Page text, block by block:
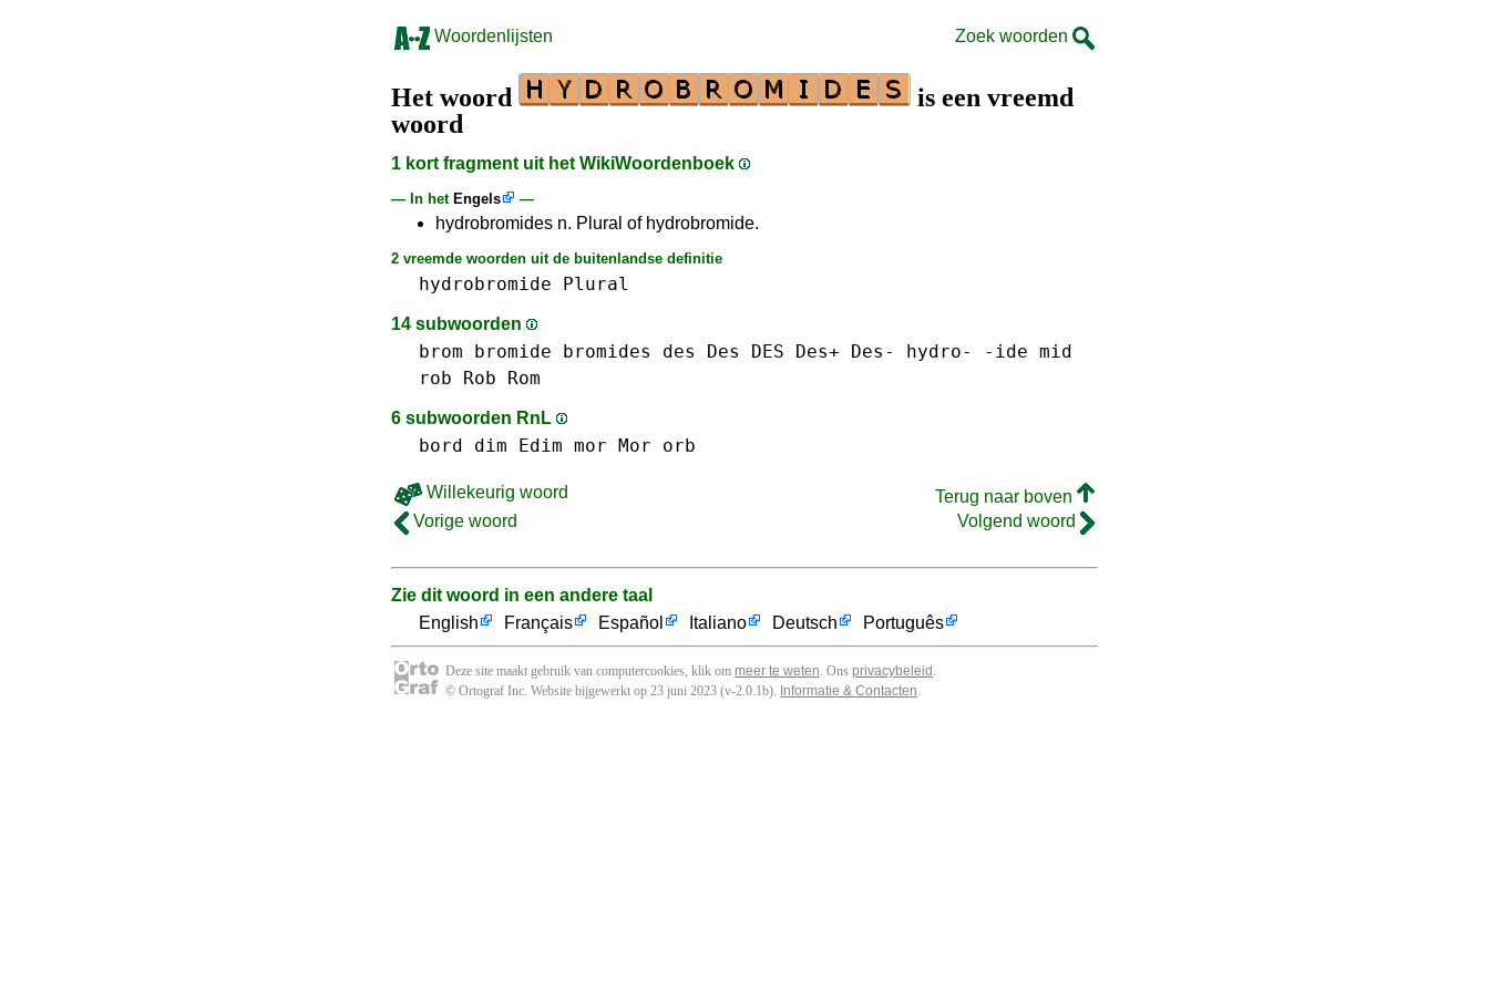
Woordenlijsten Zoek woorden
Het woord
is een vreemd
woord
1 kort fragment uit het WikiWoordenboek
— In het Engels —
hydrobromides n. Plural of hydrobromide.
2 vreemde woorden uit de buitenlandse definitie
hydrobromide Plural
14 subwoorden
brom bromide bromides des Des DES Des+ Des- hydro- -ide mid
rob Rob
Rom
6 subwoorden RnL
bord dim Edim mor Mor orb
Willekeurig woord
Terug naar boven
Vorige woord
Volgend woord
Zie dit woord in een andere taal
English
Français Español Italiano Deutsch Português
Deze site maakt gebruik van computercookies, klik om meer te weten. Ons privacybeleid .
© Ortograf Inc. Website bijgewerkt op 23 juni 2023 (v-2.0.1b). Informatie & Contacten.